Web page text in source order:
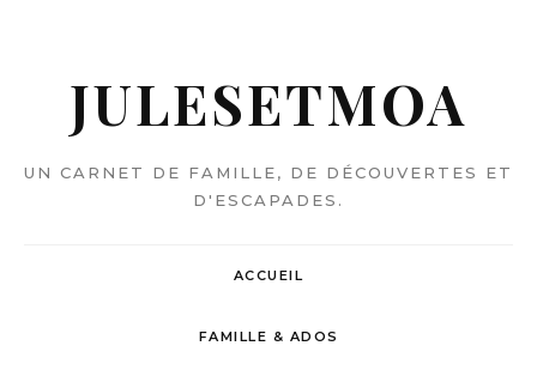
JULESETMOA
UN CARNET DE FAMILLE, DE DÉCOUVERTES ET
D'ESCAPADES.
ACCUEIL
FAMILLE & ADOS